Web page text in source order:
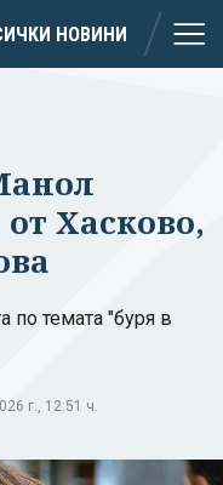
НОВИНИ
Хасково,
по темата "буря в
г., 12:51 ч.